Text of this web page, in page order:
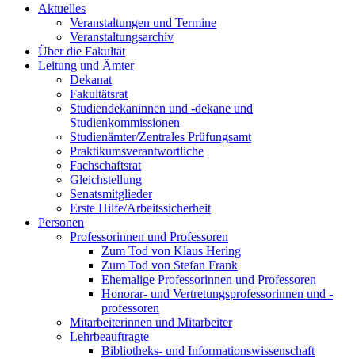
Aktuelles
Veranstaltungen und Termine
Veranstaltungsarchiv
Über die Fakultät
Leitung und Ämter
Dekanat
Fakultätsrat
Studiendekaninnen und -dekane und
Studienkommissionen
Studienämter/Zentrales Prüfungsamt
Praktikumsverantwortliche
Fachschaftsrat
Gleichstellung
Senatsmitglieder
Erste Hilfe/Arbeitssicherheit
Personen
Professorinnen und Professoren
Zum Tod von Klaus Hering
Zum Tod von Stefan Frank
Ehemalige Professorinnen und Professoren
Honorar- und Vertretungsprofessorinnen und -
professoren
Mitarbeiterinnen und Mitarbeiter
Lehrbeauftragte
Bibliotheks- und Informationswissenschaft